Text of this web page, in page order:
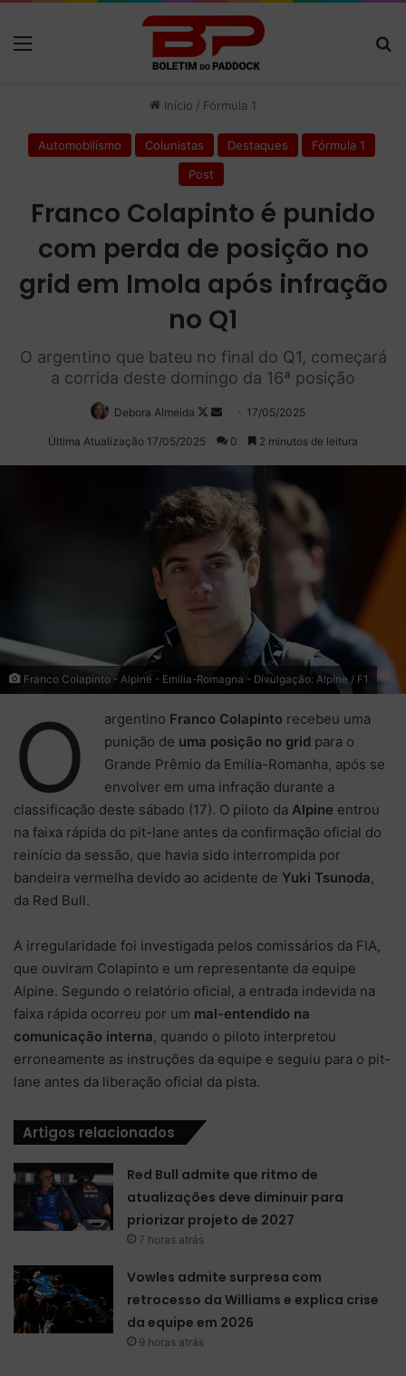
Início / Fórmula 1
Automobilismo Colunistas Destaques
Fórmula 1
Post
Franco Colapinto é punido
com perda de posição no
grid em Imola após infração
no Q1
O argentino que bateu no final do Q1, começará
a corrida deste domingo da 16ª posição
Debora Almeida
Follow
on
Mande
um
17/05/2025
Última Atualização 17/05/2025 0 2 minutos de leitura
Franco Colapinto - Alpine - Emilia-Romagna - Divulgação: Alpine / F1
O argentino Franco Colapinto recebeu uma
punição de uma posição no grid para o
Grande Prêmio da Emília-Romanha, após se
envolver em uma infração durante a
classificação deste sábado (17). O piloto da Alpine entrou
na faixa rápida do pit-lane antes da confirmação oficial do
reinício da sessão, que havia sido interrompida por
bandeira vermelha devido ao acidente de Yuki Tsunoda,
da Red Bull.
A irregularidade foi investigada pelos comissários da FIA,
que ouviram Colapinto e um representante da equipe
Alpine. Segundo o relatório oficial, a entrada indevida na
faixa rápida ocorreu por um mal-entendido na
comunicação interna, quando o piloto interpretou
erroneamente as instruções da equipe e seguiu para o pit-
lane antes da liberação oficial da pista.
Artigos relacionados
Red Bull admite que ritmo de
atualizações deve diminuir para
priorizar projeto de 2027
7 horas atrás
Vowles admite surpresa com
retrocesso da Williams e explica crise
da equipe em 2026
9 horas atrás